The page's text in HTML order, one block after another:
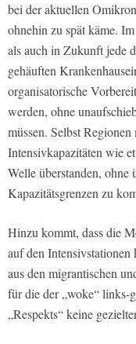
bei der aktuellen
ohnehin zu spät käme.
als auch in Zukunft jede
gehäuften
organisatorische
werden, ohne
müssen. Selbst
Intensivkapazitäten wie
Welle überstanden, ohne
Kapazitätsgrenzen zu
Hinzu kommt, dass die
auf den
aus den migrantischen
für die der „woke“ links-
„Respekts“ keine